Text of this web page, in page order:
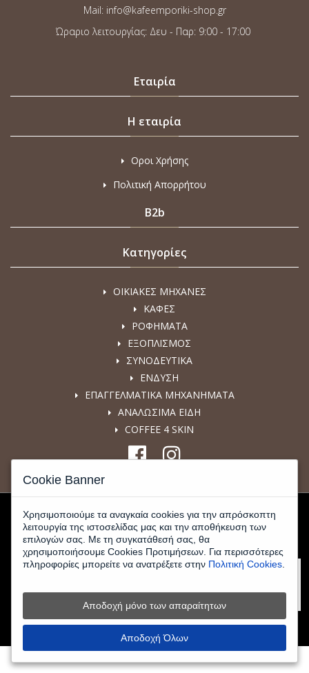
Mail: info@kafeemporiki-shop.gr
Ώραριο λειτουργίας: Δευ - Παρ: 9:00 - 17:00
Εταιρία
Η εταιρία
Οροι Χρήσης
Πολιτική Απορρήτου
B2b
Κατηγορίες
ΟΙΚΙΑΚΕΣ ΜΗΧΑΝΕΣ
ΚΑΦΕΣ
ΡΟΦΗΜΑΤΑ
ΕΞΟΠΛΙΣΜΟΣ
ΣΥΝΟΔΕΥΤΙΚΑ
ΕΝΔΥΣΗ
ΕΠΑΓΓΕΛΜΑΤΙΚΑ ΜΗΧΑΝΗΜΑΤΑ
ΑΝΑΛΩΣΙΜΑ ΕΙΔΗ
COFFEE 4 SKIN
© 2026 www.kafeemporiki-shop.gr - All Rights Reserved |Κατασκευή
Eshop
HellasSites
Cookie Banner
Χρησιμοποιούμε τα αναγκαία cookies για την απρόσκοπτη
λειτουργία της ιστοσελίδας μας και την αποθήκευση των
επιλογών σας. Με τη συγκατάθεσή σας, θα
χρησιμοποιήσουμε Cookies Προτιμήσεων. Για περισσότερες
πληροφορίες μπορείτε να ανατρέξετε στην Πολιτική Cookies.
Αποδοχή μόνο των απαραίτητων
Αποδοχή Όλων